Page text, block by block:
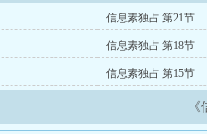
信息素独占 第21节
信息素独占 第18节
信息素独占 第15节